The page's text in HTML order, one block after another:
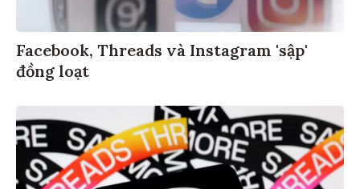
Facebook, Threads và Instagram 'sập'
đồng loạt